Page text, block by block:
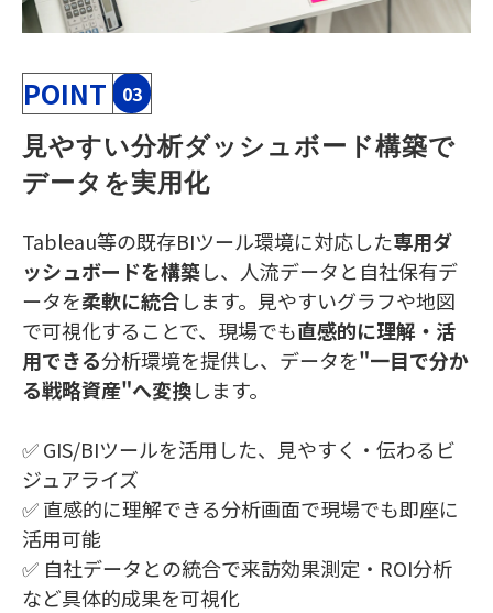
POINT 03
見やすい分析ダッシュボード構築で
データを実用化
Tableau等の既存BIツール環境に対応した専用ダ
ッシュボードを構築し、人流データと自社保有デ
ータを柔軟に統合します。見やすいグラフや地図
で可視化することで、現場でも直感的に理解・活
用できる分析環境を提供し、データを"一目で分か
る戦略資産"へ変換します。
✅ GIS/BIツールを活用した、見やすく・伝わるビ
ジュアライズ
✅ 直感的に理解できる分析画面で現場でも即座に
活用可能
✅ 自社データとの統合で来訪効果測定・ROI分析
など具体的成果を可視化